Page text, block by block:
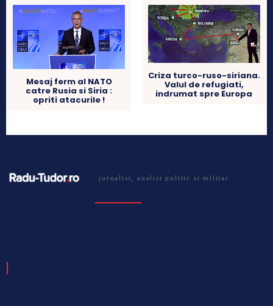
Mesaj ferm al NATO
catre Rusia si Siria :
opriti atacurile !
Criza turco-ruso-siriana.
Valul de refugiati,
indrumat spre Europa
jurnalist, analist politic si militar